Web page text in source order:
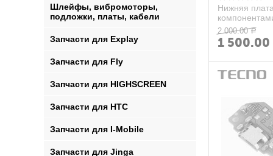
Нижняя
2 000.00 Р
1 500.00
Шлейфы, вибромоторы,
подложки, платы, кабели
Запчасти для Explay
Запчасти для Fly
Запчасти для HIGHSCREEN
Запчасти для HTC
Запчасти для I-Mobile
Запчасти для Jinga